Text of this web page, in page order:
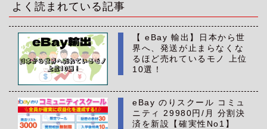
ブ
よく読まれている記事
【 eBay 輸出】日本から世
界へ、発送が止まらなくな
るほど売れているモノ 上位
10選！
eBay のりスクール コミュ
ニティ 29980円/月 分割決
済を新設【確実性No1】